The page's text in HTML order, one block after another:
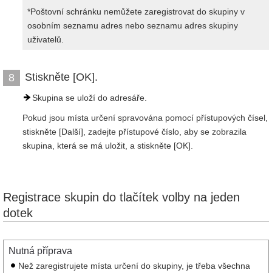
*Poštovní schránku nemůžete zaregistrovat do skupiny v
osobním seznamu adres nebo seznamu adres skupiny
uživatelů.
8 Stiskněte [OK].
Skupina se uloží do adresáře.
Pokud jsou místa určení spravována pomocí přístupových čísel,
stiskněte [Další], zadejte přístupové číslo, aby se zobrazila
skupina, která se má uložit, a stiskněte [OK].
Registrace skupin do tlačítek volby na jeden
dotek
Nutná příprava
Než zaregistrujete místa určení do skupiny, je třeba všechna